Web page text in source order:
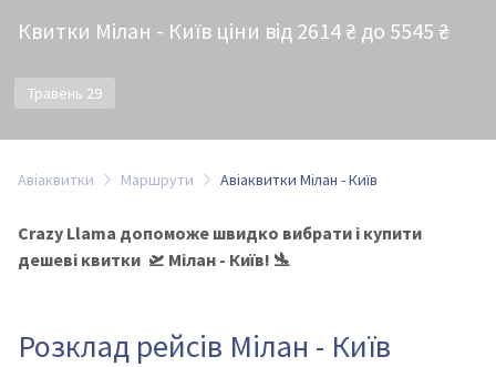
Квитки Мілан - Київ ціни від 2614 ₴ до 5545 ₴
Травень 29
Авіаквитки Маршрути Авіаквитки Мілан - Київ
Crazy Llama допоможе швидко вибрати і купити
дешеві квитки 🛫 Мілан - Київ! 🛬
Розклад рейсів Мілан - Київ